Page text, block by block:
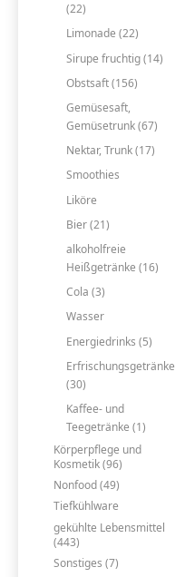
(22)
Limonade (22)
Sirupe fruchtig (14)
Obstsaft (156)
Gemüsesaft,
Gemüsetrunk (67)
Nektar, Trunk (17)
Smoothies
Liköre
Bier (21)
alkoholfreie
Heißgetränke (16)
Cola (3)
Wasser
Energiedrinks (5)
Erfrischungsgetränke
(30)
Kaffee- und
Teegetränke (1)
Körperpflege und
Kosmetik (96)
Nonfood (49)
Tiefkühlware
gekühlte Lebensmittel
(443)
Sonstiges (7)